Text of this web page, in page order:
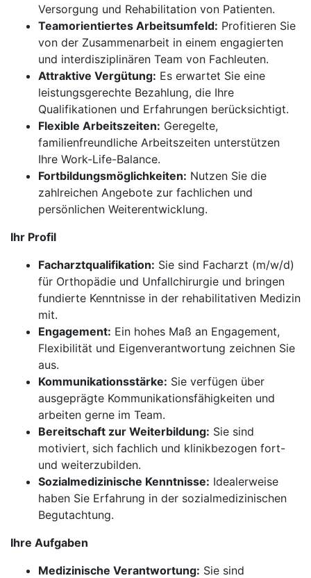
Versorgung und Rehabilitation von Patienten.
Teamorientiertes Arbeitsumfeld: Profitieren Sie
von der Zusammenarbeit in einem engagierten
und interdisziplinären Team von Fachleuten.
Attraktive Vergütung: Es erwartet Sie eine
leistungsgerechte Bezahlung, die Ihre
Qualifikationen und Erfahrungen berücksichtigt.
Flexible Arbeitszeiten: Geregelte,
familienfreundliche Arbeitszeiten unterstützen
Ihre Work-Life-Balance.
Fortbildungsmöglichkeiten: Nutzen Sie die
zahlreichen Angebote zur fachlichen und
persönlichen Weiterentwicklung.
Ihr Profil
Facharztqualifikation: Sie sind Facharzt (m/w/d)
für Orthopädie und Unfallchirurgie und bringen
fundierte Kenntnisse in der rehabilitativen Medizin
mit.
Engagement: Ein hohes Maß an Engagement,
Flexibilität und Eigenverantwortung zeichnen Sie
aus.
Kommunikationsstärke: Sie verfügen über
ausgeprägte Kommunikationsfähigkeiten und
arbeiten gerne im Team.
Bereitschaft zur Weiterbildung: Sie sind
motiviert, sich fachlich und klinikbezogen fort-
und weiterzubilden.
Sozialmedizinische Kenntnisse: Idealerweise
haben Sie Erfahrung in der sozialmedizinischen
Begutachtung.
Ihre Aufgaben
Medizinische Verantwortung: Sie sind